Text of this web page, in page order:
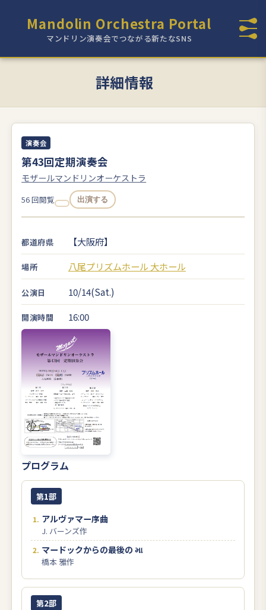
Mandolin Orchestra Portal
マンドリン演奏会でつながる新たなSNS
詳細情報
演奏会
第43回定期演奏会
モザールマンドリンオーケストラ
56 回閲覧 出演する
都道府県 【大阪府】
場所 八尾プリズムホール 大ホール
公演日 10/14(Sat.)
開演時間 16:00
プログラム
第1部
アルヴァマー序曲
J. バーンズ作
マードックからの最後の મા
橋本 雅作
第2部